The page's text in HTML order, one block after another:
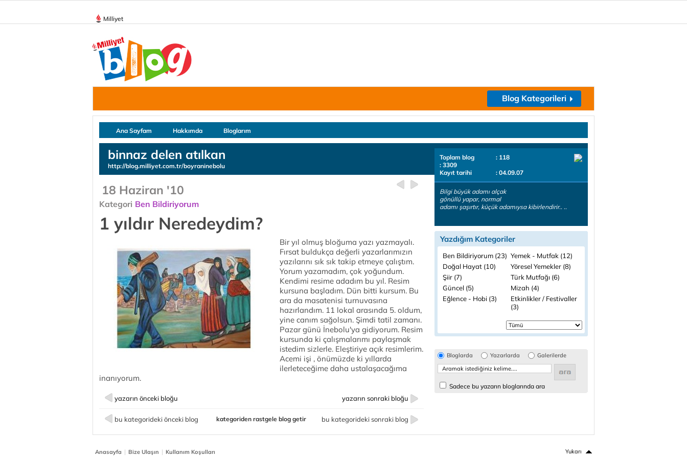
Milliyet
Blog Kategorileri
Ana Sayfam Hakkımda Bloglarım
binnaz delen atılkan
http://blog.milliyet.com.tr/boyraninebolu
18 Haziran '10
Kategori Ben Bildiriyorum
1 yıldır Neredeydim?
Bir yıl olmuş bloğuma yazı yazmayalı.
Fırsat buldukça değerli yazarlarımızın
yazılarını sık sık takip etmeye çalıştım.
Yorum yazamadım, çok yoğundum.
Kendimi resime adadım bu yıl. Resim
kursuna başladım. Dün bitti kursum. Bu
ara da masatenisi turnuvasına
hazırlandım. 11 lokal arasında 5. oldum,
yine canım sağolsun. Şimdi tatil zamanı.
Pazar günü İnebolu'ya gidiyorum. Resim
kursunda ki çalışmalarımı paylaşmak
istedim sizlerle. Eleştiriye açık resimlerim.
Acemi işi , önümüzde ki yıllarda
ilerleteceğime daha ustalaşacağıma
inanıyorum.
yazarın önceki bloğu yazarın sonraki bloğu
bu kategorideki önceki blog bu kategorideki sonraki blog
kategoriden rastgele blog getir
Toplam blog
: 118
: 3309
Kayıt tarihi
: 04.09.07
Bilgi büyük adamı alçak
gönüllü yapar, normal
adamı şaşırtır, küçük adamıysa kibirlendirir.. ..
Yazdığım Kategoriler
Ben Bildiriyorum (23) Yemek - Mutfak (12)
Doğal Hayat (10)
Yöresel Yemekler (8)
Şiir (7)
Türk Mutfağı (6)
Güncel (5)
Mizah (4)
Eğlence - Hobi (3)
Etkinlikler / Festivaller
(3)
Bloglarda Yazarlarda Galerilerde
Sadece bu yazarın bloglarında ara
Anasayfa | Bize Ulaşın | Kullanım Koşulları Yukarı